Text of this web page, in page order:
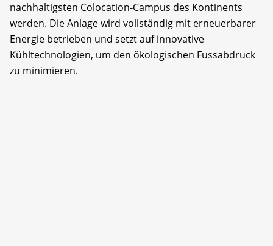
nachhaltigsten Colocation-Campus des Kontinents
werden. Die Anlage wird vollständig mit erneuerbarer
Energie betrieben und setzt auf innovative
Kühltechnologien, um den ökologischen Fussabdruck
zu minimieren.